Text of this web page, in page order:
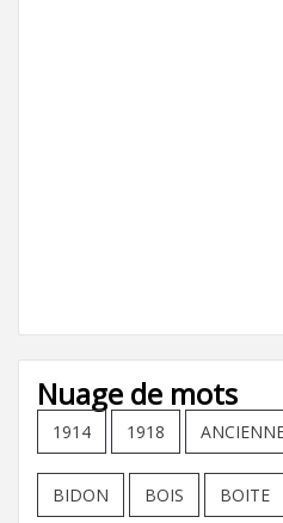
Nuage de mots
1914 1918
BIDON BOIS BOITE